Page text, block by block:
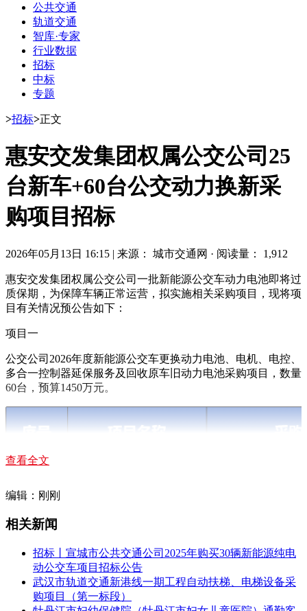
公共交通
轨道交通
智库·专家
行业数据
招标
中标
专题
>招标>正文
惠安交发集团权属公交公司25
台新车+60台公交动力换新采
购项目招标
2026年05月13日 16:15 | 来源： 城市交通网 · 阅读量： 1,912
惠安交发集团权属公交公司一批新能源公交车动力电池即将过
质保期，为保障车辆正常运营，拟实施相关采购项目，现将项
目有关情况预公告如下：
项目一
公交公司2026年度新能源公交车更换动力电池、电机、电控、
多合一控制器延保服务及回收原车旧动力电池采购项目，数量
60台，预算1450万元。
查看全文
编辑：刚刚
相关新闻
招标丨宣城市公共交通公司2025年购买30辆新能源纯电
动公交车项目招标公告
武汉市轨道交通新港线一期工程自动扶梯、电梯设备采
购项目（第一标段）